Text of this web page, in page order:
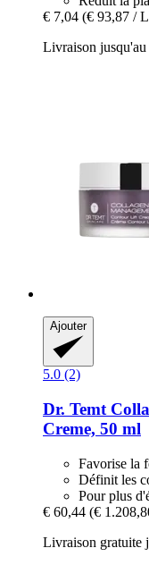
€ 7,04 (€ 93,87 /
Livraison jusqu'au
Ajouter
5.0 (2)
Dr. Temt
Creme, 50 ml
Favorise la
Définit les
Pour plus
€ 60,44 (€
Livraison gratuite